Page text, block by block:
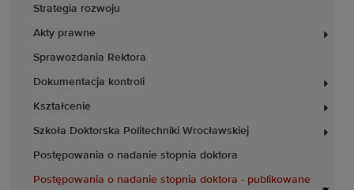
Strategia rozwoju
Akty prawne
Sprawozdania Rektora
Dokumentacja kontroli
Kształcenie
Szkoła Doktorska Politechniki Wrocławskiej
Postępowania o nadanie stopnia doktora
Postępowania o nadanie stopnia doktora - publikowane